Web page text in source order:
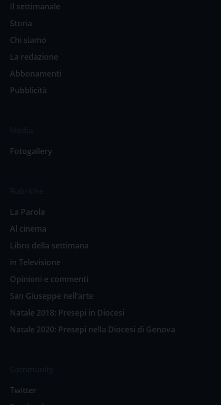
Il settimanale
Storia
Chi siamo
La redazione
Abbonamenti
Pubblicità
Fotogallery
La Parola
Al cinema
Libro della settimana
in Televisione
Opinioni e commenti
San Giuseppe nell’arte
Natale 2018: Presepi in Diocesi
Natale 2020: Presepi nella Diocesi di Genova
Twitter